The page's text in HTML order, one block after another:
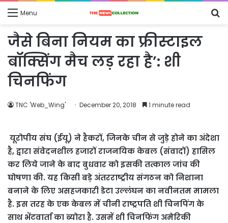
Menu
जैसे बिना नियम का फ्रीस्‍टाइल
बॉक्सिंग मैच लड़ रहा है’: शी
चिनफिंग
TNC 'Web_Wing' December 20, 2018 1 minute read
यूरोपीय संघ (ईयू) ने हैकरों, जिनके चीन से जुड़े होने का अंदेशा
है, द्वारा संवेदनशील हजारों राजनयिक केबल (संवादों) हासिल
कर लिये जाने के बाद बुधवार को इसकी तत्काल जांच की
घोषणा की. यह किसी बड़े अंतरराष्ट्रीय संगठन को निशाना
बनाने के लिए असहजकारी डेटा उल्लंघन का नवीनतम मामला
है. इस तरह के एक केबल में चीनी राष्ट्रपति शी चिनपिंग के
साथ भेंटवार्ता का ब्योरा है. उसमें शी चिनफिंग अमेरिकी